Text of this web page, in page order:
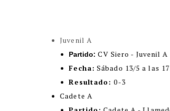
Juvenil A
Partido: CV Siero - Juvenil A
Fecha: Sábado 13/5 a las
Resultado:0-3
Cadete A